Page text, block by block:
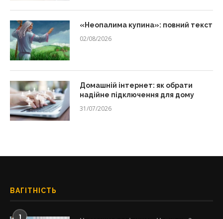
«Неопалима купина»: повний текст
02/08/2026
Домашній інтернет: як обрати
надійне підключення для дому
31/07/2026
ВАГІТНІСТЬ
1